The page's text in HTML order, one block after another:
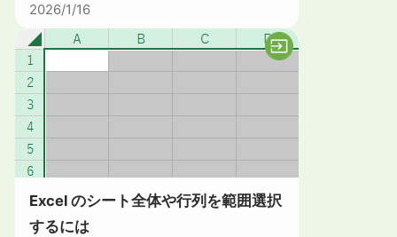
2026/1/16
Excel のシート全体や行列を範囲選択
するには